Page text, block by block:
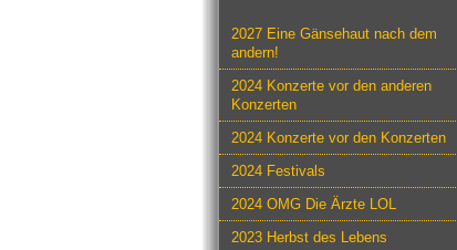
2027 Eine Gänsehaut nach dem
andern!
2024 Konzerte vor den anderen
Konzerten
2024 Konzerte vor den Konzerten
2024 Festivals
2024 OMG Die Ärzte LOL
2023 Herbst des Lebens